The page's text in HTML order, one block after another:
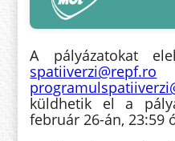
A pályázatokat
spatiiverzi@repf.ro
küldhetik el a
február 26-án, 23:59